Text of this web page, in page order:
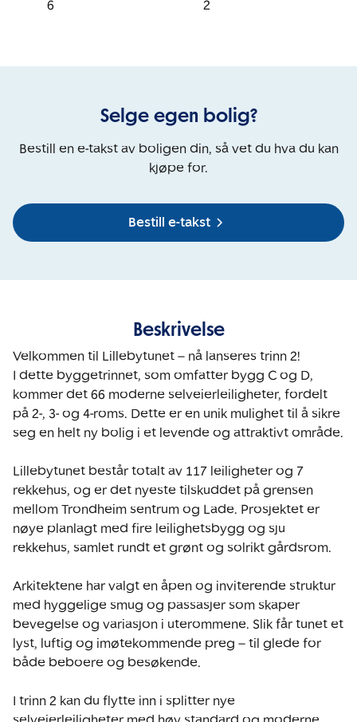
6
2
Selge egen bolig?
Bestill en e-takst av boligen din, så vet du hva du kan
kjøpe for.
Bestill e-takst
Beskrivelse
Velkommen til Lillebytunet – nå lanseres trinn 2!
I dette byggetrinnet, som omfatter bygg C og D,
kommer det 66 moderne selveierleiligheter, fordelt
på 2-, 3- og 4-roms. Dette er en unik mulighet til å sikre
seg en helt ny bolig i et levende og attraktivt område.
Lillebytunet består totalt av 117 leiligheter og 7
rekkehus, og er det nyeste tilskuddet på grensen
mellom Trondheim sentrum og Lade. Prosjektet er
nøye planlagt med fire leilighetsbygg og sju
rekkehus, samlet rundt et grønt og solrikt gårdsrom.
Arkitektene har valgt en åpen og inviterende struktur
med hyggelige smug og passasjer som skaper
bevegelse og variasjon i uterommene. Slik får tunet et
lyst, luftig og imøtekommende preg – til glede for
både beboere og besøkende.
I trinn 2 kan du flytte inn i splitter nye